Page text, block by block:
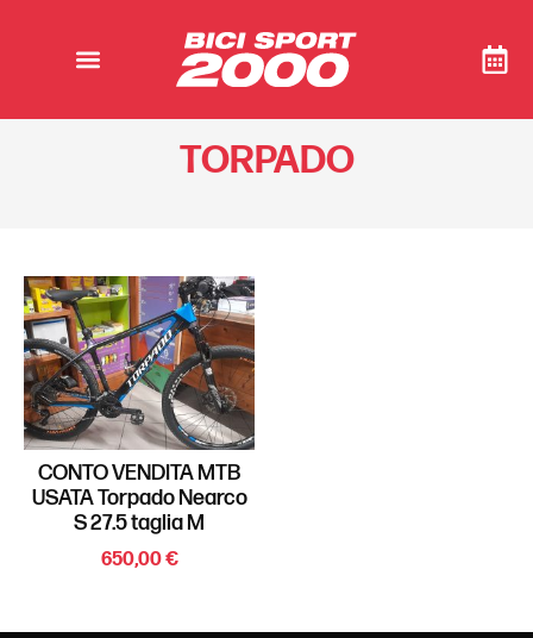
TORPADO
CONTO VENDITA MTB
USATA Torpado Nearco
S 27.5 taglia M
650,00€